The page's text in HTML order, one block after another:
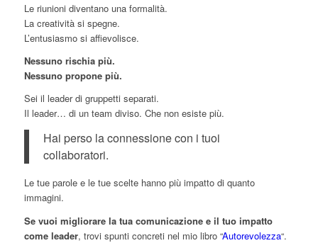
Le riunioni diventano una formalità.
La creatività si spegne.
L’entusiasmo si affievolisce.
Nessuno rischia più.
Nessuno propone più.
Sei il leader di gruppetti separati.
Il leader… di un team diviso. Che non esiste più.
Hai perso la connessione con i tuoi
collaboratori.
Le tue parole e le tue scelte hanno più impatto di quanto
immagini.
Se vuoi migliorare la tua comunicazione e il tuo impatto
come leader, trovi spunti concreti nel mio libro “Autorevolezza“.